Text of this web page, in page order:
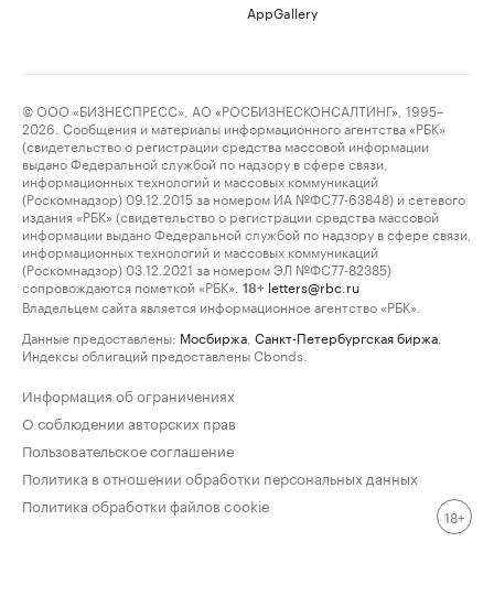
AppGallery
© ООО «БИЗНЕСПРЕСС», АО «РОСБИЗНЕСКОНСАЛТИНГ», 1995–
2026. Сообщения и материалы информационного агентства «РБК»
(свидетельство о регистрации средства массовой информации
выдано Федеральной службой по надзору в сфере связи,
информационных технологий и массовых коммуникаций
(Роскомнадзор) 09.12.2015 за номером ИА №ФС77-63848) и сетевого
издания «РБК» (свидетельство о регистрации средства массовой
информации выдано Федеральной службой по надзору в сфере связи,
информационных технологий и массовых коммуникаций
(Роскомнадзор) 03.12.2021 за номером ЭЛ №ФС77-82385)
сопровождаются пометкой «РБК».
18+ letters@rbc.ru
Владельцем сайта является информационное агентство «РБК».
Данные предоставлены: Мосбиржа Санкт-Петербургская биржа
Индексы облигаций предоставлены Cbonds.
Информация об ограничениях
О соблюдении авторских прав
Пользовательское соглашение
Политика в отношении обработки персональных данных
Политика обработки файлов cookie
18+